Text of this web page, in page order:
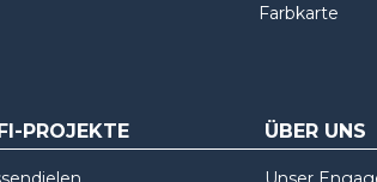
Farbkarte
PROJEKTE ÜBER UNS